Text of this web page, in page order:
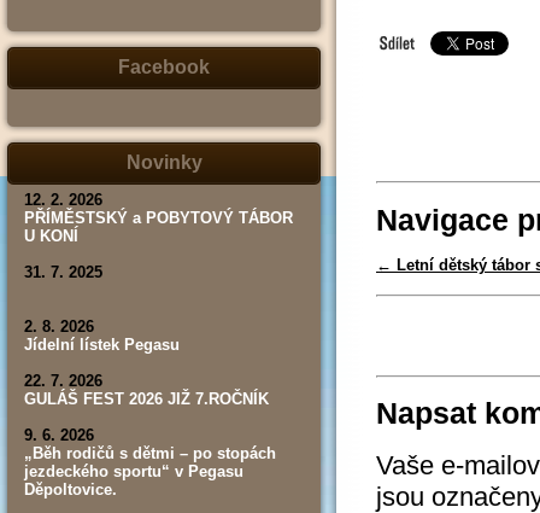
jeho
část
spojení
tábor,
Facebook
Novinky
12. 2. 2026
PŘÍMĚSTSKÝ a POBYTOVÝ TÁBOR
U KONÍ
31. 7. 2025
2. 8. 2026
Jídelní lístek Pegasu
22. 7. 2026
GULÁŠ FEST 2026 JIŽ 7.ROČNÍK
9. 6. 2026
„Běh rodičů s dětmi – po stopách
jezdeckého sportu“ v Pegasu
Děpoltovice.
Navigace
← Letní dětský tábor
Napsat
Vaše e-
jsou